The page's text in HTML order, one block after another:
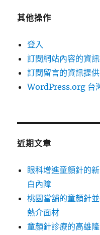
其他操作
登入
訂閱網站內容的資
訂閱留言的資訊提供
WordPress.org 台
近期文章
眼科增進童顏針的
白內障
桃園當舖的童顏針
熱介面材
童顏針診療的高雄